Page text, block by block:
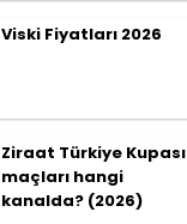
Viski Fiyatları 2026
Ziraat Türkiye Kupası
maçları hangi
kanalda? (2026)